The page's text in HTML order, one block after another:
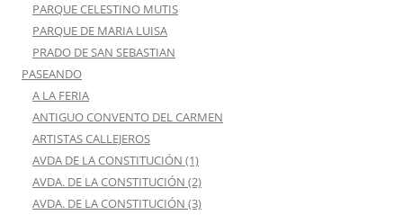
PARQUE CELESTINO MUTIS
PARQUE DE MARIA LUISA
PRADO DE SAN SEBASTIAN
PASEANDO
A LA FERIA
ANTIGUO CONVENTO DEL CARMEN
ARTISTAS CALLEJEROS
AVDA DE LA CONSTITUCIÓN (1)
AVDA. DE LA CONSTITUCIÓN (2)
AVDA. DE LA CONSTITUCIÓN (3)